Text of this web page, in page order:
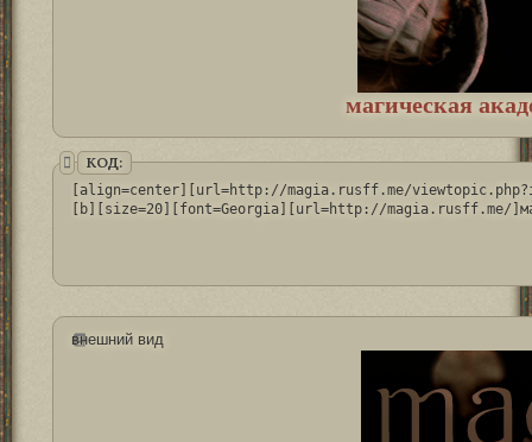
магическая
КОД:
[align=center][url=http://magia.rusff.me/
[b][size=20][font=Georgia][url=http://magia.rusff.me/
внешний вид